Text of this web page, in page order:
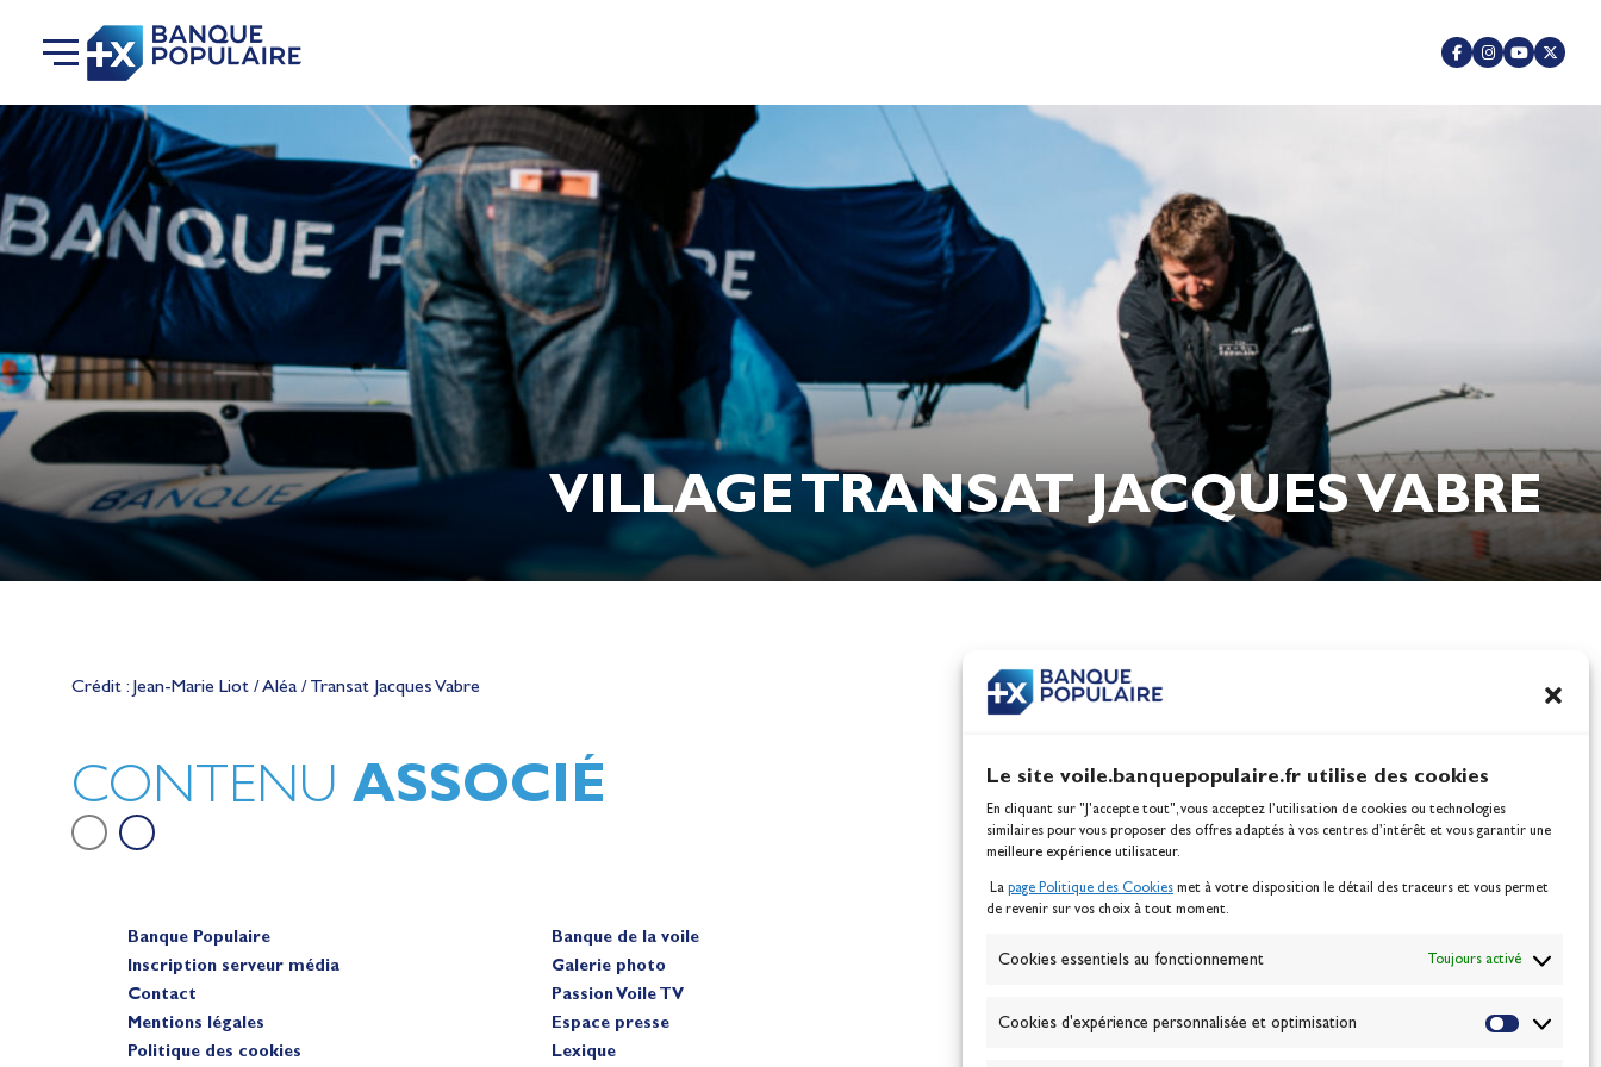
Le site voile.banquepopulaire.fr utilise des cookies
En cliquant sur "J'accepte tout", vous acceptez l’utilisation de cookies ou technologies
similaires pour vous proposer des offres adaptés à vos centres d’intérêt et vous garantir une
meilleure expérience utilisateur.
La page Politique des Cookies met à votre disposition le détail des traceurs et vous permet
de revenir sur vos choix à tout moment.
Cookies essentiels au fonctionnement Toujours activé
Cookies d'expérience personnalisée et optimisation
VILLAGE TRANSAT JACQUES VABRE
Crédit : Jean-Marie Liot / Aléa / Transat Jacques Vabre
CONTENU ASSOCIÉ
sur le plan d'eau des Jeux Olympiques
Berthomieu, vice-championnes
100% Glisse - Écoles
Banque Populaire
Inscription serveur média
Contact
Mentions légales
Politique des cookies
Banque de la voile
Galerie photo
Passion Voile TV
Espace presse
Lexique
ABONNEZ-VOUS